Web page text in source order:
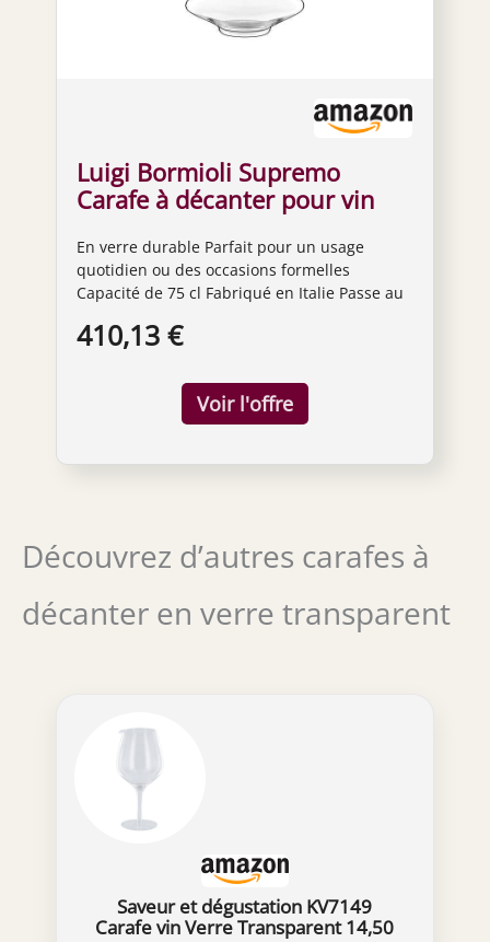
Luigi Bormioli Supremo
Carafe à décanter pour vin
En verre durable Parfait pour un usage
quotidien ou des occasions formelles
Capacité de 75 cl Fabriqué en Italie Passe au
410,13 €
Découvrez d’autres carafes à
décanter en verre transparent
Saveur et dégustation KV7149
Carafe vin Verre Transparent 14,50